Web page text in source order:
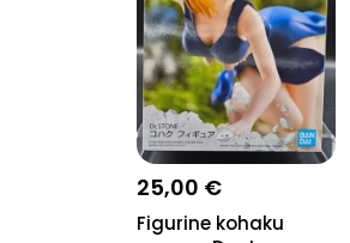
25,00 €
Figurine kohaku